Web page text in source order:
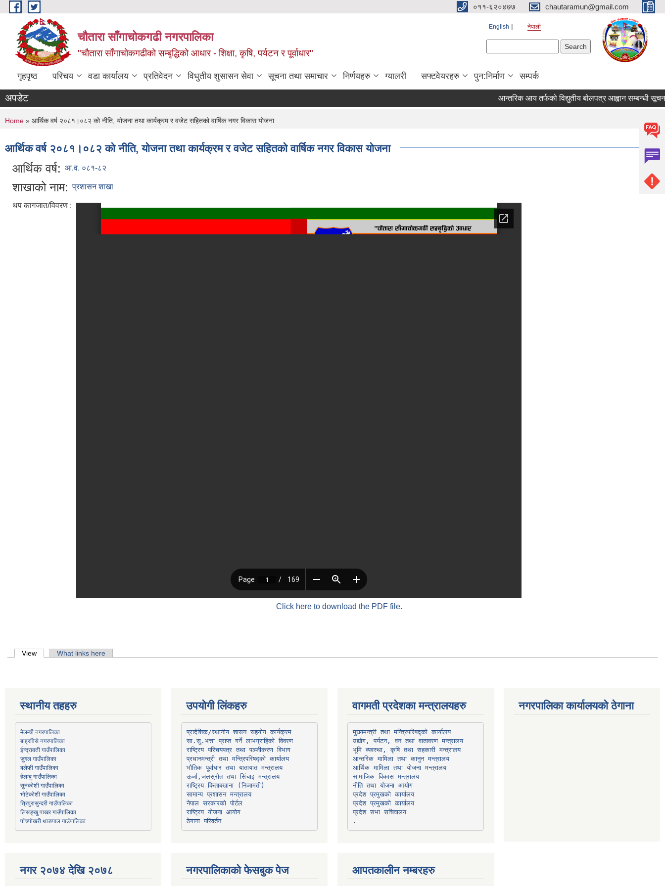
Skip to main content ०११-६२०४७७ chautaramun@gmail.com
चौतारा साँगाचोकगढी नगरपालिका
"चौतारा साँगाचोकगढीको सम्बृद्धिको आधार - शिक्षा, कृषि, पर्यटन र पूर्वाधार"
English नेपाली
गृहपृष्ठ परिचय वडा कार्यालय प्रतिवेदन विधुतीय शुसासन सेवा सूचना तथा समाचार निर्णयहरु ग्यालरी सफ्टवेयरहरु पुन:निर्माण सम्पर्क
अपडेट आन्तरिक आय तर्फको विद्युतीय बोलपत्र आह्वान सम्बन्धी सूचना ।
You are here
Home » आर्थिक वर्ष २०८१।०८२ को नीति, योजना तथा कार्यक्रम र वजेट सहितको वार्षिक नगर विकास योजना
आर्थिक वर्ष २०८१।०८२ को नीति, योजना तथा कार्यक्रम र वजेट सहितको वार्षिक नगर विकास योजना
आर्थिक वर्ष: आ.व. ०८१-८२
शाखाको नाम: प्रशासन शाखा
थप कागजात/विवरण :
Click here to download the PDF file.
Primary tabs
View (active tab)What links here
स्थानीय तहहरु
मेलम्ची नगरपालिका
बाह्रविसे नगरपालिका
ईन्द्रावती गाउँपालिका
जुगल गाउँपालिका
बलेफी गाउँपालिका
हेलम्बु गाउँपालिका
सुनकोशी गाउँपालिका
भोटेकोशी गाउँपालिका
त्रिपुरासुन्दरी गाउँपालिका
लिसङ्खु पाखर गाउँपालिका
पाँचपोखरी थाङपाल गाउँपालिका
नगर २०७४ देखि २०७८
उपयोगी लिंकहरु
प्रादेशिक/स्थानीय शासन सहयोग कार्यक्रम
सा.सु.भत्ता प्राप्त गर्ने लाभग्राहिको विवरण
राष्ट्रिय परिचयपत्र तथा पञ्‍जीकरण विभाग
प्रधानमन्त्री तथा मन्त्रिपरिषद्को कार्यालय
भौतिक पूर्वाधार तथा यातायात मन्त्रालय
ऊर्जा,जलस्रोत तथा सिंचाइ मन्त्रालय
सामान्य प्रशासन मन्त्रालय
नेपाल सरकारको पोर्टल
राष्ट्रिय योजना आयोग
ठेगाना परिवर्तन
नगरपालिकाको फेसबुक पेज
वागमती प्रदेशका मन्त्रालयहरु
मुख्यमन्त्री तथा मन्त्रिपरिषद्को कार्यालय
उद्योग, पर्यटन, वन तथा वातावरण मन्त्रालय
भूमि व्यवस्था, कृषि तथा सहकारी मन्त्रालय
आन्तरिक मामिला तथा कानुन मन्त्रालय
आर्थिक मामिला तथा योजना मन्त्रालय
सामाजिक विकास मन्त्रालय
नीति तथा योजना आयोग
प्रदेश प्रमुखको कार्यालय
प्रदेश प्रमुखको कार्यालय
प्रदेश सभा सचिवालय
आपतकालीन नम्बरहरु
नगरपालिका कार्यालयको ठेगाना